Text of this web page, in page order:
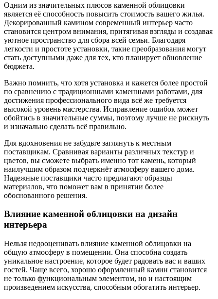
Одним из значительных плюсов каменной облицовки
является её способность повысить стоимость вашего жилья.
Декорированный камином современный интерьер часто
становится центром внимания, притягивая взгляды и создавая
уютное пространство для сбора всей семьи. Благодаря
легкости и простоте установки, такие преобразования могут
стать доступными даже для тех, кто планирует обновление
бюджета.
Важно помнить, что хотя установка и кажется более простой
по сравнению с традиционными каменными работами, для
достижения профессионального вида всё же требуется
высокой уровень мастерства. Исправление ошибок может
обойтись в значительные суммы, поэтому лучше не рискнуть
и изначально сделать всё правильно.
Для вдохновения не забудьте заглянуть к местным
поставщикам. Сравнивая варианты различных текстур и
цветов, вы сможете выбрать именно тот камень, который
наилучшим образом подчеркнёт атмосферу вашего дома.
Надежные поставщики часто предлагают образцы
материалов, что поможет вам в принятии более
обоснованного решения.
Влияние каменной облицовки на дизайн
интерьера
Нельзя недооценивать влияние каменной облицовки на
общую атмосферу в помещении. Она способна создать
уникальное настроение, которое будет радовать вас и ваших
гостей. Чаще всего, хорошо оформленный камин становится
не только функциональным элементом, но и настоящим
произведением искусства, способным обогатить интерьер.